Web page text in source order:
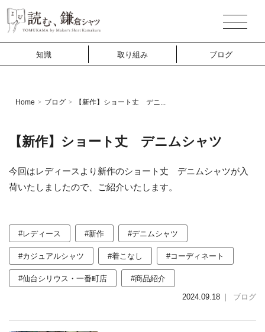
知識 取り組み ブログ
Home > ブログ > 【新作】ショート丈 デニ...
【新作】ショート丈 デニムシャツ
今回はレディースより新作のショート丈 デニムシャツが入
荷いたしましたので、ご紹介いたします。
#レディース #新作 #デニムシャツ
#カジュアルシャツ #着こなし #コーディネート
#仙台シリウス・一番町店 #商品紹介
2024.09.18 ｜ ブログ